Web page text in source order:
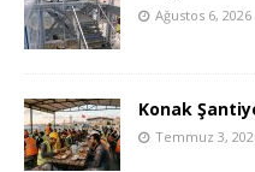
Ağustos 6, 2026
Konak
Temmuz 3,